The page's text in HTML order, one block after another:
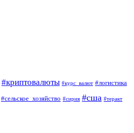
#криптовалюты #курс_валют #логистика
#сельское_хозяйство #сирия #сша #теракт